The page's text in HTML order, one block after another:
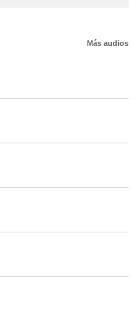
Más audios